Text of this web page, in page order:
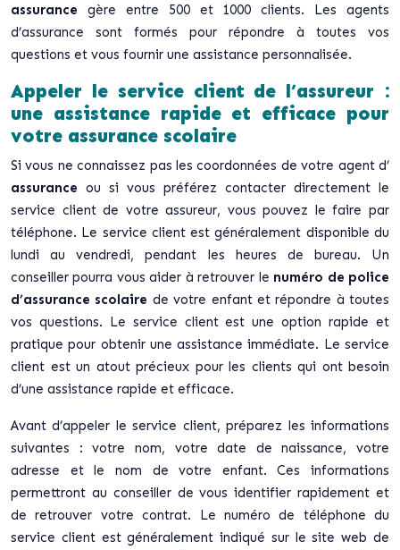
assurance gère entre 500 et 1000 clients. Les agents
d’assurance sont formés pour répondre à toutes vos
questions et vous fournir une assistance personnalisée.
Appeler le service client de l’assureur :
une assistance rapide et efficace pour
votre assurance scolaire
Si vous ne connaissez pas les coordonnées de votre agent d’
assurance ou si vous préférez contacter directement le
service client de votre assureur, vous pouvez le faire par
téléphone. Le service client est généralement disponible du
lundi au vendredi, pendant les heures de bureau. Un
conseiller pourra vous aider à retrouver le numéro de police
d’assurance scolaire de votre enfant et répondre à toutes
vos questions. Le service client est une option rapide et
pratique pour obtenir une assistance immédiate. Le service
client est un atout précieux pour les clients qui ont besoin
d’une assistance rapide et efficace.
Avant d’appeler le service client, préparez les informations
suivantes : votre nom, votre date de naissance, votre
adresse et le nom de votre enfant. Ces informations
permettront au conseiller de vous identifier rapidement et
de retrouver votre contrat. Le numéro de téléphone du
service client est généralement indiqué sur le site web de